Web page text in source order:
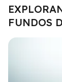
FUNDOS